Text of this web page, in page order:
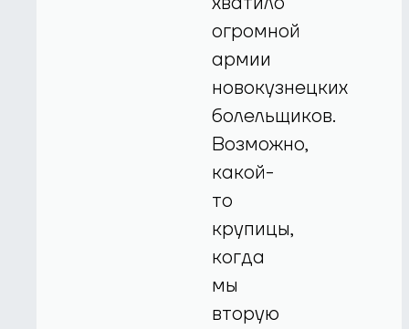
огромной
армии
новокузнецких
болельщиков.
Возможно,
какой-
то
крупицы,
когда
мы
вторую